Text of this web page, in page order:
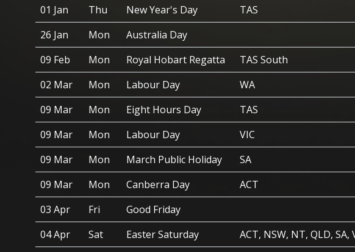
01 Jan
Thu New Year's Day
TAS
26 Jan
Mon
Australia Day
09 Feb
Mon Royal Hobart Regatta
TAS South
02 Mar
Mon Labour Day
WA
09 Mar
Mon Eight Hours Day
TAS
09 Mar
Mon Labour Day
VIC
09 Mar
Mon March Public Holiday
SA
09 Mar
Mon Canberra Day
ACT
03 Apr
Fri
Good Friday
04 Apr
Sat Easter Saturday
ACT, NSW, NT, QLD, SA,